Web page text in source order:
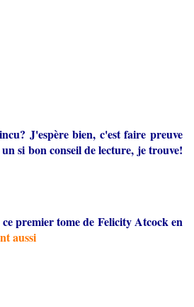
J'espère bien, c'est faire preuve
si bon conseil de lecture, je trouve!
premier tome de Felicity Atcock en
aussi